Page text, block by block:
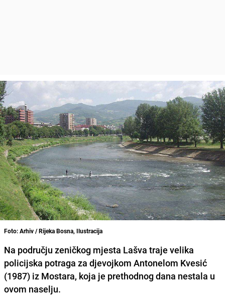
Foto: Arhiv / Rijeka Bosna, Ilustracija
Na području zeničkog mjesta Lašva traje velika
policijska potraga za djevojkom Antonelom Kvesić
(1987) iz Mostara, koja je prethodnog dana nestala u
ovom naselju.